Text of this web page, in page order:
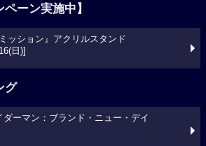
ペーン実施中】
ッション』アクリルスタンド
日)]
グ
ーマン：ブランド・ニュー・デイ